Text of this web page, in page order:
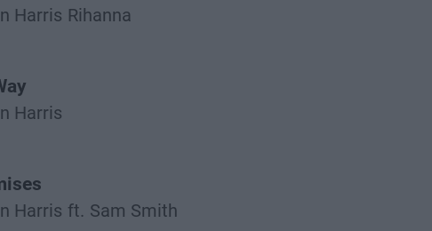
Harris Rihanna
Harris
Harris ft. Sam Smith